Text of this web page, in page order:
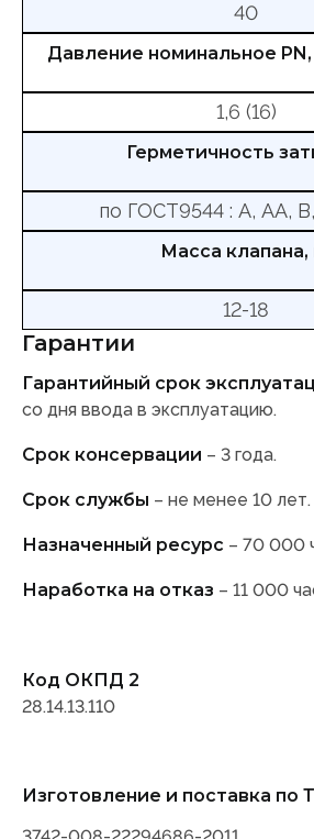
40
Давление номинальное
1,6 (16)
Герметичность
по ГОСТ9544 : А, АА,
Масса клапана,
12-18
Гарантии
Гарантийный срок
со дня ввода в эксплуатацию.
Срок консервации – 3 года.
Срок службы – не менее 10 лет.
Назначенный ресурс – 70 000
Наработка на отказ – 11 000
Код ОКПД 2
28.14.13.110
Изготовление и поставка по